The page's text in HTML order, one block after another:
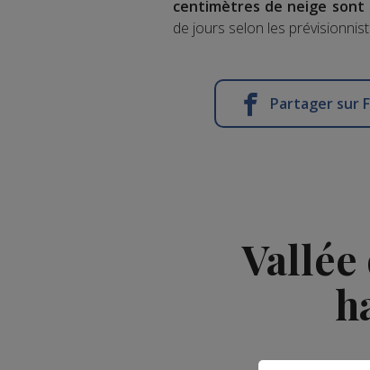
centimètres de neige sont
de jours selon les
Partager sur
Vallée